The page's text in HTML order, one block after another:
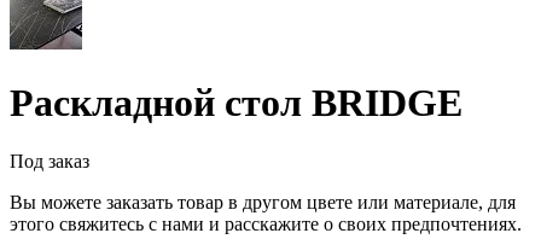
Раскладной стол BRIDGE
Под заказ
Вы можете заказать товар в другом цвете или материале, для
этого свяжитесь с нами и расскажите о своих предпочтениях.